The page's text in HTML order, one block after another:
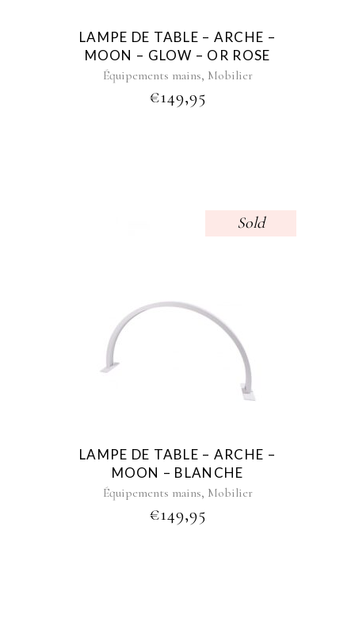
LAMPE DE TABLE – ARCHE –
MOON – GLOW – OR ROSE
Équipements mains, Mobilier
€149,95
Sold
LAMPE DE TABLE – ARCHE –
MOON – BLANCHE
Équipements mains, Mobilier
€149,95